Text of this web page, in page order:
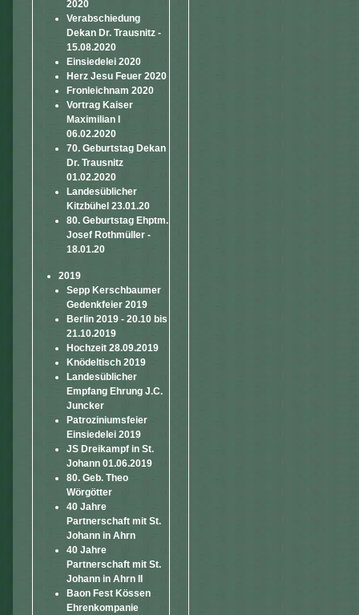
2020
Verabschiedung
Dekan Dr. Trausnitz -
15.08.2020
Einsiedelei 2020
Herz Jesu Feuer 2020
Fronleichnam 2020
Vortrag Kaiser
Maximilian I
06.02.2020
70. Geburtstag Dekan
Dr. Trausnitz
01.02.2020
Landesüblicher
Kitzbühel 23.01.20
80. Geburtstag Ehptm.
Josef Rothmüller -
18.01.20
2019
Sepp Kerschbaumer
Gedenkfeier 2019
Berlin 2019 - 20.10 bis
21.10.2019
Hochzeit 28.09.2019
Knödeltisch 2019
Landesüblicher
Empfang Ehrung J.C.
Juncker
Patroziniumsfeier
Einsiedelei 2019
JS Dreikampf in St.
Johann 01.06.2019
80. Geb. Theo
Wörgötter
40 Jahre
Partnerschaft mit St.
Johann in Ahrn
40 Jahre
Partnerschaft mit St.
Johann in Ahrn II
Baon Fest Kössen
Ehrenkompanie